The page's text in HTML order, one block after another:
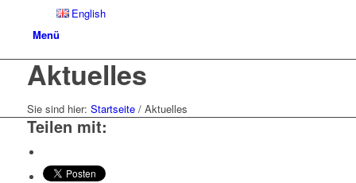
English
Menü
Aktuelles
Sie sind hier: Startseite / Aktuelles
Teilen mit: